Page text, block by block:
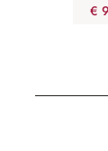
€